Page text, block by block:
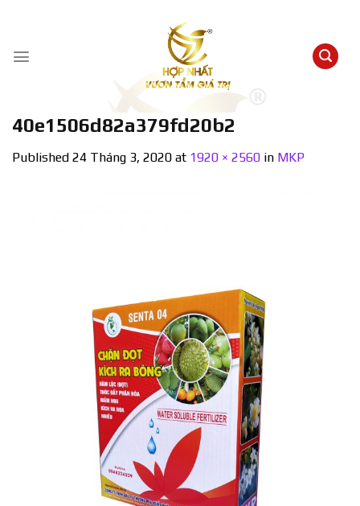
content
40e1506d82a379fd20b2
Published 24 Tháng 3, 2020 at 1920 × 2560 in MKP